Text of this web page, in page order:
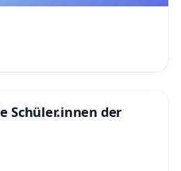
Schüler.innen der